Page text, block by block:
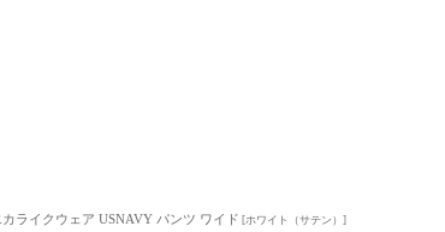
ライクウェア USNAVY パンツ ワイド [ホワイト（サテン） ]